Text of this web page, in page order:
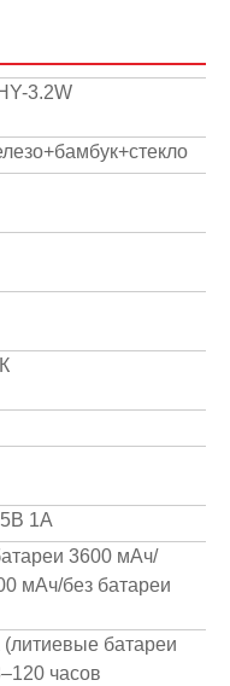
3.2W
1А
3600 мАч/
мАч/без батареи
(литиевые батареи
часов